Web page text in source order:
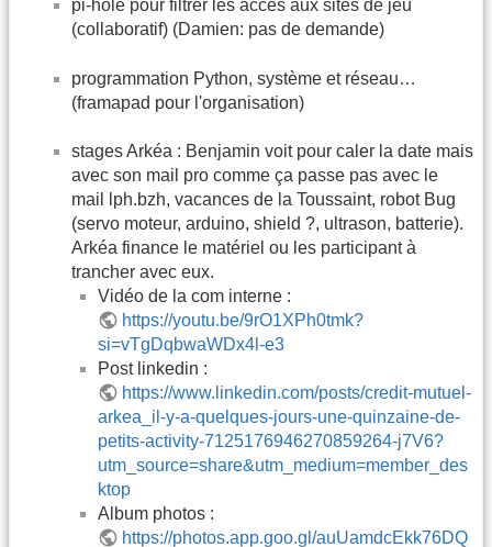
pi-hole pour filtrer les accès aux sites de jeu
(collaboratif) (Damien: pas de demande)
programmation Python, système et réseau…
(framapad pour l'organisation)
stages Arkéa : Benjamin voit pour caler la date mais
avec son mail pro comme ça passe pas avec le
mail lph.bzh, vacances de la Toussaint, robot Bug
(servo moteur, arduino, shield ?, ultrason, batterie).
Arkéa finance le matériel ou les participant à
trancher avec eux.
Vidéo de la com interne :
https://youtu.be/9rO1XPh0tmk?
si=vTgDqbwaWDx4l-e3
Post linkedin :
https://www.linkedin.com/posts/credit-mutuel-
arkea_il-y-a-quelques-jours-une-quinzaine-de-
petits-activity-7125176946270859264-j7V6?
utm_source=share&utm_medium=member_des
ktop
Album photos :
https://photos.app.goo.gl/auUamdcEkk76DQ